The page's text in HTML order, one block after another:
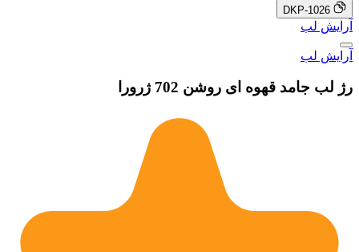
DKP-1026
آرایش لب
آرایش لب
رژ لب جامد قهوه ای روشن 702 ژرورا